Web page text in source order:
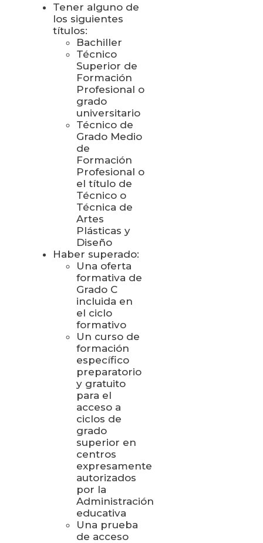
Tener alguno de
los siguientes
títulos:
Bachiller
Técnico
Superior de
Formación
Profesional o
grado
universitario
Técnico de
Grado Medio
de
Formación
Profesional o
el título de
Técnico o
Técnica de
Artes
Plásticas y
Diseño
Haber superado:
Una oferta
formativa de
Grado C
incluida en
el ciclo
formativo
Un curso de
formación
específico
preparatorio
y gratuito
para el
acceso a
ciclos de
grado
superior en
centros
expresamente
autorizados
por la
Administración
educativa
Una prueba
de acceso